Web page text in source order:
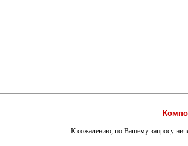
К сожалению, по Вашему запросу